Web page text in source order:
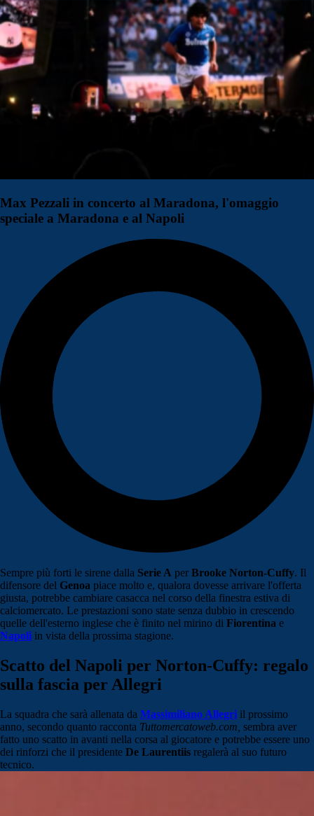
Max Pezzali in concerto al Maradona, l'omaggio
speciale a Maradona e al Napoli
Sempre più forti le sirene dalla Serie A per Brooke Norton-Cuffy. Il
difensore del Genoa piace molto e, qualora dovesse arrivare l'offerta
giusta, potrebbe cambiare casacca nel corso della finestra estiva di
calciomercato. Le prestazioni sono state senza dubbio in crescendo
quelle dell'esterno inglese che è finito nel mirino di Fiorentina e
Napoli in vista della prossima stagione.
Scatto del Napoli per Norton-Cuffy: regalo
sulla fascia per Allegri
La squadra che sarà allenata da Massimiliano Allegri il prossimo
anno, secondo quanto racconta Tuttomercatoweb.com, sembra aver
fatto uno scatto in avanti nella corsa al giocatore e potrebbe essere uno
dei rinforzi che il presidente De Laurentiis regalerà al suo futuro
tecnico.